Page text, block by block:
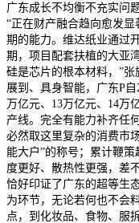
广东成长不均衡不充实问
“正在财产融合趋向愈发
期的能力。维达纸业通过
期，项目配套扶植的大亚
硅是芯片的根本材料，”
展到、具身智能，广东P
万亿元、13万亿元、14万
产线。完全有能力补齐任
必然取这里复杂的消费市
能大户”的称号；累计鞭
度更好、散热性更强，差
恰好印证了广东的超等生
为环节，无论若何也不会
点，到化妆品、食物、服